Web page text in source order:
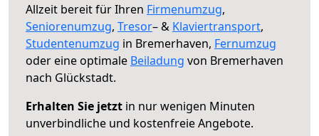
Allzeit bereit für Ihren Firmenumzug,
Seniorenumzug, Tresor– & Klaviertransport,
Studentenumzug in Bremerhaven, Fernumzug
oder eine optimale Beiladung von Bremerhaven
nach Glückstadt.
Erhalten Sie jetzt in nur wenigen Minuten
unverbindliche und kostenfreie Angebote.